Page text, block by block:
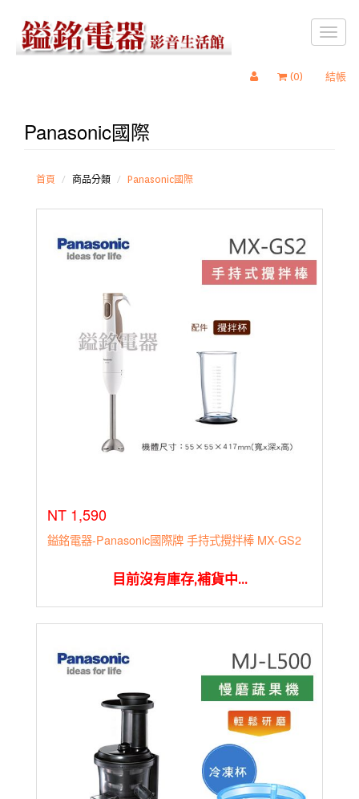
(0) 結帳
Panasonic
Panasonic國際
首頁 商品分類 Panasonic國際
NT 1,590
鎰銘電器-Panasonic國際牌 手持式攪拌棒 MX-GS2
目前沒有庫存,補貨中...